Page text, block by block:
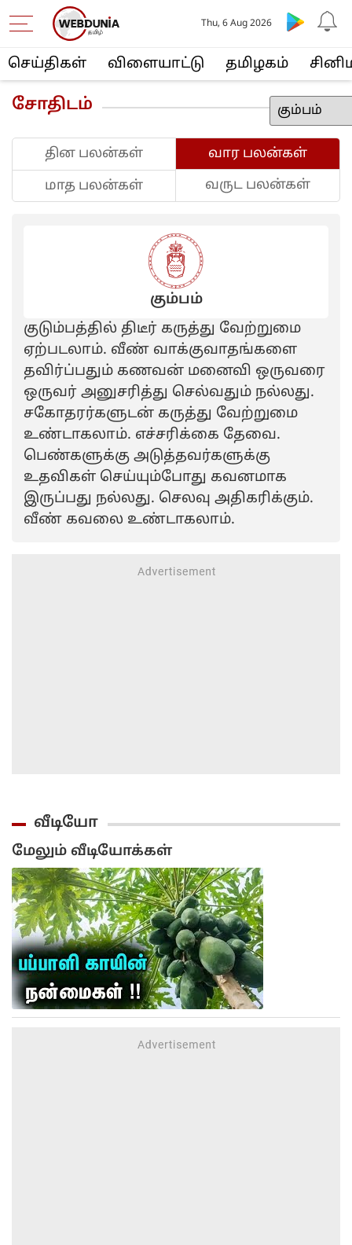
செய்திகள் விளையா‌ட்டு த‌மிழக‌ம்
Thu, 6 Aug 2026
சோதிடம்
தின பலன்கள்
வார பலன்கள்
மாத பலன்கள்
வருட பலன்கள்
கும்பம்
குடும்பத்தில் திடீர் கருத்து வேற்றுமை
ஏற்படலாம். வீண் வாக்குவாதங்களை
தவிர்ப்பதும் கணவன் மனைவி ஒருவரை
ஒருவர் அனுசரித்து செல்வதும் நல்லது.
சகோதரர்களுடன் கருத்து வேற்றுமை
உண்டாகலாம். எச்சரிக்கை தேவை.
பெண்களுக்கு அடுத்தவர்களுக்கு
உதவிகள் செய்யும்போது கவனமாக
இருப்பது நல்லது. செலவு அதிகரிக்கும்.
வீண் கவலை உண்டாகலாம்.
வீடியோ
மேலும் வீடியோக்கள்